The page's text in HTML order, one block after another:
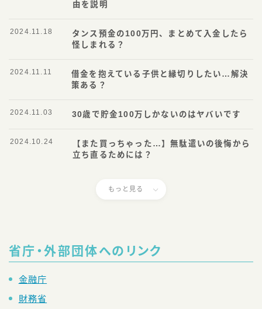
由を説明
タンス預金の100万円、まとめて入金したら
怪しまれる？
2024.11.18
借金を抱えている子供と縁切りしたい…解決
策ある？
2024.11.11
30歳で貯金100万しかないのはヤバいです
2024.11.03
【また買っちゃった…】無駄遣いの後悔から
立ち直るためには？
2024.10.24
もっと見る
省庁・外部団体へのリンク
金融庁
財務省